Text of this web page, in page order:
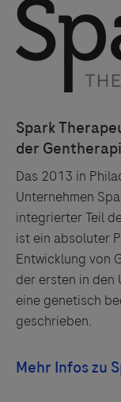
Das 2013 in
Unternehmen
integrierter Teil
ist ein absoluter
Entwicklung von
der ersten in den
eine genetisch
geschrieben.